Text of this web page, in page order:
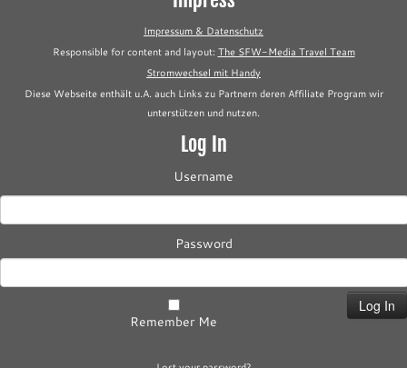
Impressum & Datenschutz
Responsible for content and layout: The SFW-Media Travel Team
Stromwechsel mit Handy
Diese Webseite enthält u.A. auch Links zu Partnern deren Affiliate Program wir
unterstützen und nutzen.
Log In
Username
Password
Remember Me